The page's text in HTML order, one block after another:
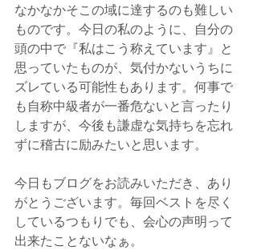
なかなかそこの域に達するのも難しい
ものです。今日の私のように、自分の
頭の中で『私はこう称えています』と
思っていたものが、気付かないうちに
ズレている可能性もあります。何事で
も自称中級者が一番危ないと言ったり
しますが、今後も謙虚な気持ちを忘れ
ずに稽古に励みたいと思います。
今日もブログをお読みいただき、あり
がとうございます。毎回ベストを尽く
しているつもりでも、会心の声明って
出来たことないなぁ。